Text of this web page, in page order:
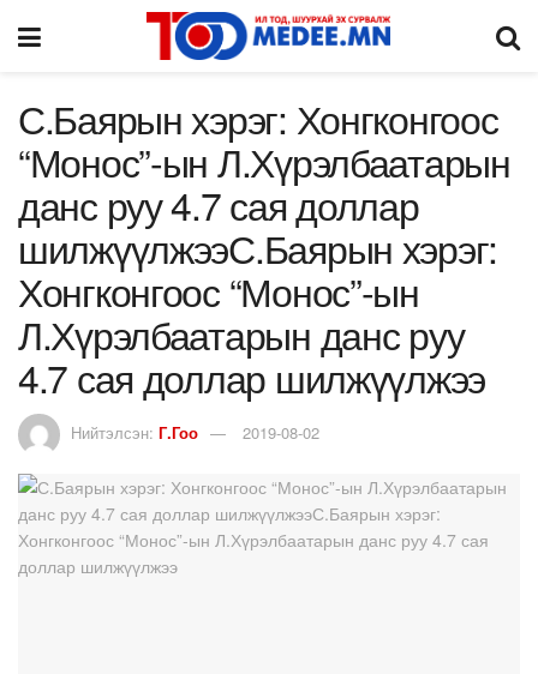
С.Баярын хэрэг: Хонгконгоос
“Монос”-ын Л.Хүрэлбаатарын
данс руу 4.7 сая доллар
шилжүүлжээС.Баярын хэрэг:
Хонгконгоос “Монос”-ын
Л.Хүрэлбаатарын данс руу
4.7 сая доллар шилжүүлжээ
Нийтэлсэн: Г.Гоо 2019-08-02